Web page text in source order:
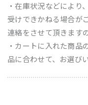
・在庫状況などにより
受けできかねる場合が
連絡をさせて頂きます
・カートに入れた商品
品に合わせて、お選び